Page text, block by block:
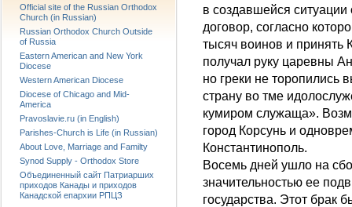
в создавшейся
договор, согласно
тысяч воинов и принять
получал руку царевны
но греки не торопились
страну во тме
кумиром служаща».
город Корсунь и
Константинополь.
Восемь дней ушло на
значительностью ее
государства. Этот брак
Official site of the Russian Orthodox
Church (in Russian)
Russian Orthodox Church Outside
of Russia
Eastern American and New York
Diocese
Western American Diocese
Diocese of Chicago and Mid-
America
Pravoslavie.ru (in English)
Parishes-Church is Life (in Russian)
About Love, Marriage and Familty
Synod Supply - Orthodox Store
Объединенный сайт Патриарших
приходов Канады и приходов
Канадской епархии РПЦЗ